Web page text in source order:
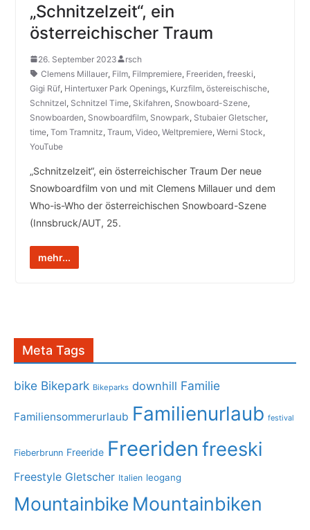
„Schnitzelzeit“, ein
österreichischer Traum
26. September 2023
rsch
Clemens Millauer, Film, Filmpremiere, Freeriden, freeski,
Gigi Rüf, Hintertuxer Park Openings, Kurzfilm, östereischische,
Schnitzel, Schnitzel Time, Skifahren, Snowboard-Szene,
Snowboarden, Snowboardfilm, Snowpark, Stubaier Gletscher,
time, Tom Tramnitz, Traum, Video, Weltpremiere, Werni Stock,
YouTube
„Schnitzelzeit“, ein österreichischer Traum Der neue
Snowboardfilm von und mit Clemens Millauer und dem
Who-is-Who der österreichischen Snowboard-Szene
(Innsbruck/AUT, 25.
mehr...
Meta Tags
bike Bikepark Bikeparks downhill Familie
Familiensommerurlaub Familienurlaub festival
Fieberbrunn Freeride Freeriden freeski
Freestyle Gletscher Italien leogang
Mountainbike Mountainbiken